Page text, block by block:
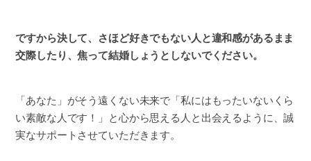
ですから決して、さほど好きでもない人と違和感があるまま
交際したり、焦って結婚しょうとしないでください。
「あなた」がそう遠くない未来で「私にはもったいないくら
い素敵な人です！」と心から思える人と出会えるように、誠
実なサポートさせていただきます。